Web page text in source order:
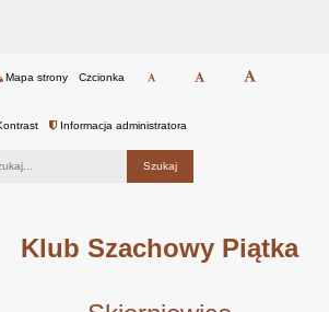
Mapa strony Czcionka
Informacja administratora
Klub Szachowy Piątka